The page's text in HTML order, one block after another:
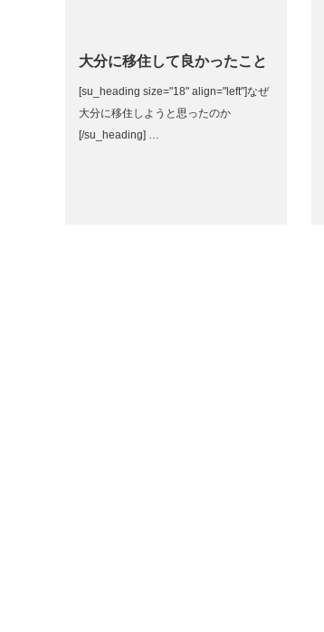
大分に移住して良かったこと
[su_heading size="18" align="left"]なぜ
大分に移住しようと思ったのか
[/su_heading] …